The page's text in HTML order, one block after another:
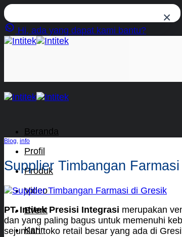
×
Hi, ada yang dapat kami bantu?
Skip
Beranda
Profil
Produk
Video
Event
Karir
Blog info
Supplier Timbangan
PT. Intitek Presisi Integrasi merupakan
dan yang paling bagus untuk memenuhi
sejumlah toko retail besar yang ada di